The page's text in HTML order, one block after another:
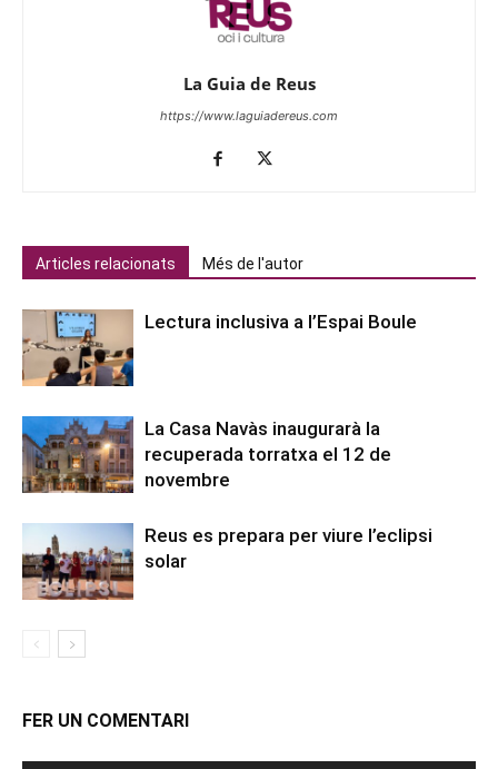
La Guia de Reus
https://www.laguiadereus.com
Articles relacionats Més de l'autor
Lectura inclusiva a l’Espai Boule
La Casa Navàs inaugurarà la
recuperada torratxa el 12 de
novembre
Reus es prepara per viure l’eclipsi
solar
FER UN COMENTARI